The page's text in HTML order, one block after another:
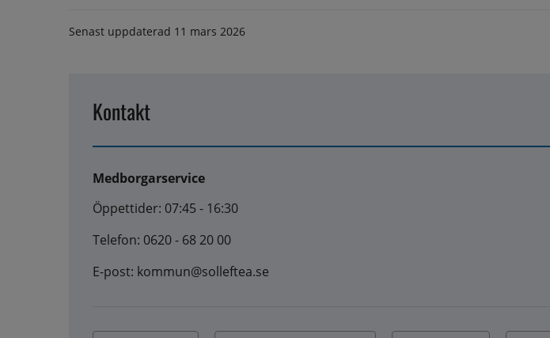
Senast uppdaterad 11 mars 2026
Kontakt
Medborgarservice
Öppettider: 07:45 - 16:30
Telefon: 0620 - 68 20 00
E-post: kommun@solleftea.se